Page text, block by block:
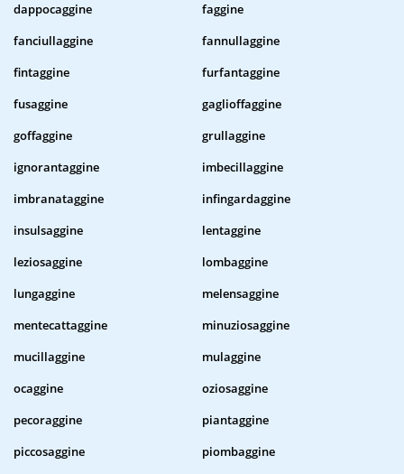
dappocaggine
faggine
fanciullaggine
fannullaggine
fintaggine
furfantaggine
fusaggine
gaglioffaggine
goffaggine
grullaggine
ignorantaggine
imbecillaggine
imbranataggine
infingardaggine
insulsaggine
lentaggine
leziosaggine
lombaggine
lungaggine
melensaggine
mentecattaggine
minuziosaggine
mucillaggine
mulaggine
ocaggine
oziosaggine
pecoraggine
piantaggine
piccosaggine
piombaggine